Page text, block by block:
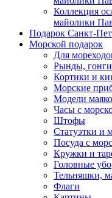
Коллекция
майолики
Подарок Санкт-
Морской подарок
Для
Рынды, гонги
Кортики и
Морские
Модели
Часы с
Штофы
Статуэтки и
Посуда с
Кружки и
Головные
Тельняшки,
Флаги